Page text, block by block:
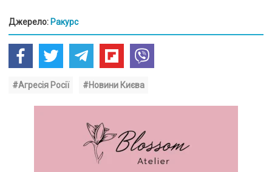
Джерело: Ракурс
#Агресія Росії #Новини Києва